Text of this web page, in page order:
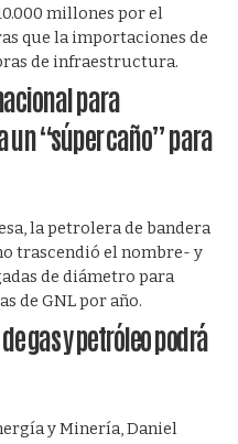
millones por el
que la importaciones de
de infraestructura.
para
un “súper caño” para
la petrolera de bandera
trascendió el nombre- y
de diámetro para
de GNL por año.
gas y petróleo podrá
y Minería, Daniel